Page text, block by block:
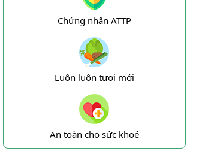
Chứng nhận ATTP
Luôn luôn tươi mới
An toàn cho sức khoẻ